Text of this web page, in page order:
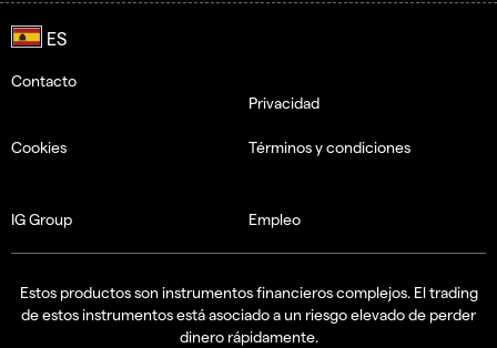
Contacto
Privacidad
Cookies Términos y condiciones
IG Group Empleo
Estos productos son instrumentos financieros complejos. El trading
de estos instrumentos está asociado a un riesgo elevado de perder
dinero rápidamente.